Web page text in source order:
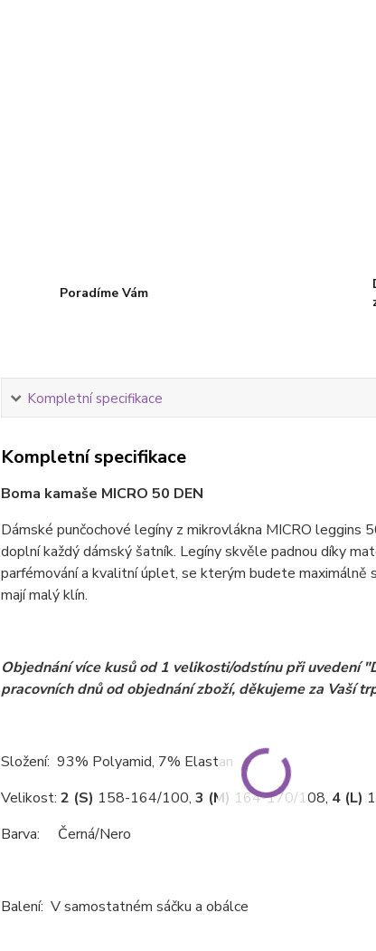
Poradíme Vám
Kompletní specifikace
Kompletní specifikace
Boma kamaše MICRO 50 DEN
Dámské punčochové legíny z mikrovlákna MICRO
doplní každý dámský šatník. Legíny skvěle padnou díky
parfémování a kvalitní úplet, se kterým budete maximálně
mají malý klín.
Objednání více kusů od 1 velikosti/odstínu při uvedení
pracovních dnů od objednání zboží, děkujeme za Vaší
Složení: 93% Polyamid, 7% Elastan
Velikost: 2 (S) 158-164/100, 3 (M) 164-170/108, 4 (L)
Barva: Černá/Nero
Balení: V samostatném sáčku a obálce